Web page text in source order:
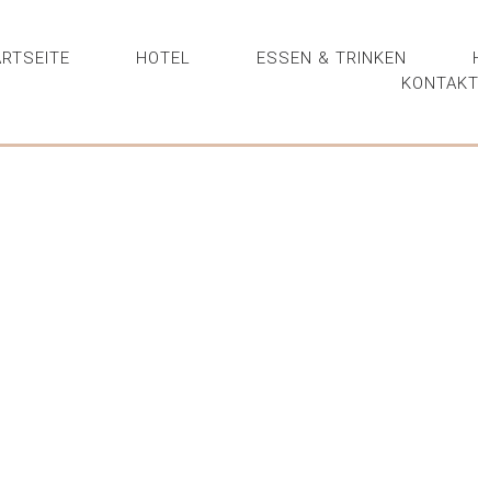
HOTEL ESSEN & TRINKEN
KONTAKT